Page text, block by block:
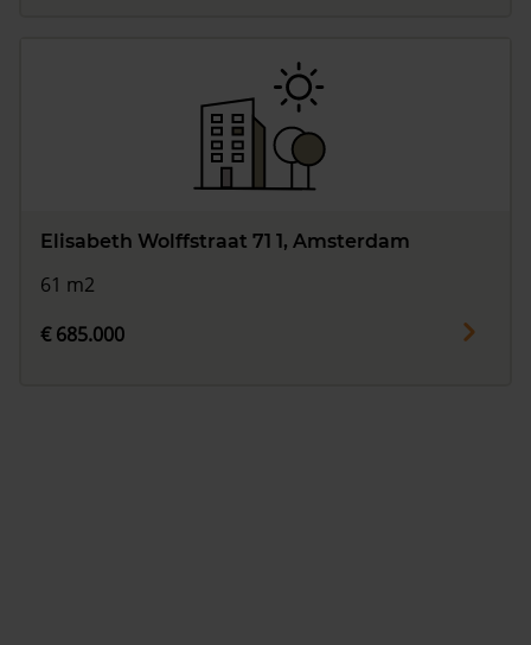
Elisabeth Wolffstraat 71 1, Amsterdam
61 m2
€ 685.000